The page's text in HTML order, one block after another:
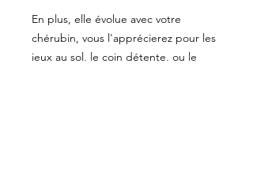
En plus, elle évolue avec votre
chérubin, vous l'apprécierez pour les
jeux au sol, le coin détente, ou le